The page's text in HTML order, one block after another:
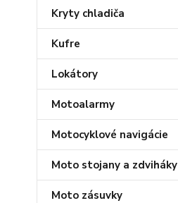
Kryty chladiča
Kufre
Lokátory
Motoalarmy
Motocyklové navigácie
Moto stojany a zdviháky
Moto zásuvky